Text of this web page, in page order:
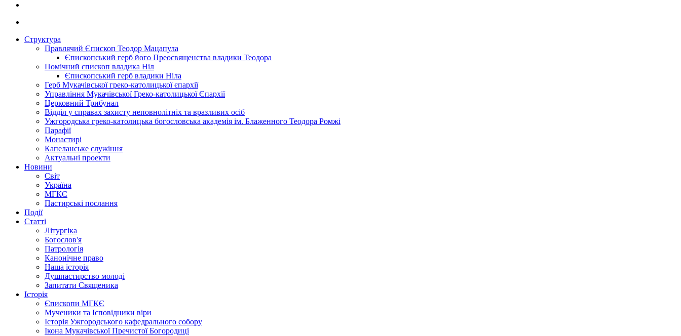
Структура
Правлячий Єпископ Теодор Мацапула
Єпископський герб його Преосвященства владики Теодора
Помічний єпископ владика Ніл
Єпископський герб владики Ніла
Герб Мукачівської греко-католицької єпархії
Управління Мукачівської Греко-католицької Єпархії
Церковний Трибунал
Відділ у справах захисту неповнолітніх та вразливих осіб
Ужгородська греко-католицька богословська академія ім. Блаженного Теодора Ромжі
Парафії
Монастирі
Капеланське служіння
Актуальні проекти
Новини
Світ
Україна
МГКЄ
Пастирські послання
Події
Статті
Літургіка
Богослов'я
Патрологія
Канонічне право
Наша історія
Душпастирство молоді
Запитати Священика
Історія
Єпископи МГКЄ
Мученики та Ісповідники віри
Історія Ужгородського кафедрального собору
Ікона Мукачівської Пречистої Богородиці